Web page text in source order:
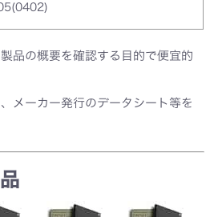
品の概要を確認する目的で便宜的
メーカー発行のデータシート等を